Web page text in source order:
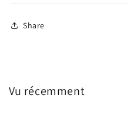
Share
Vu récemment